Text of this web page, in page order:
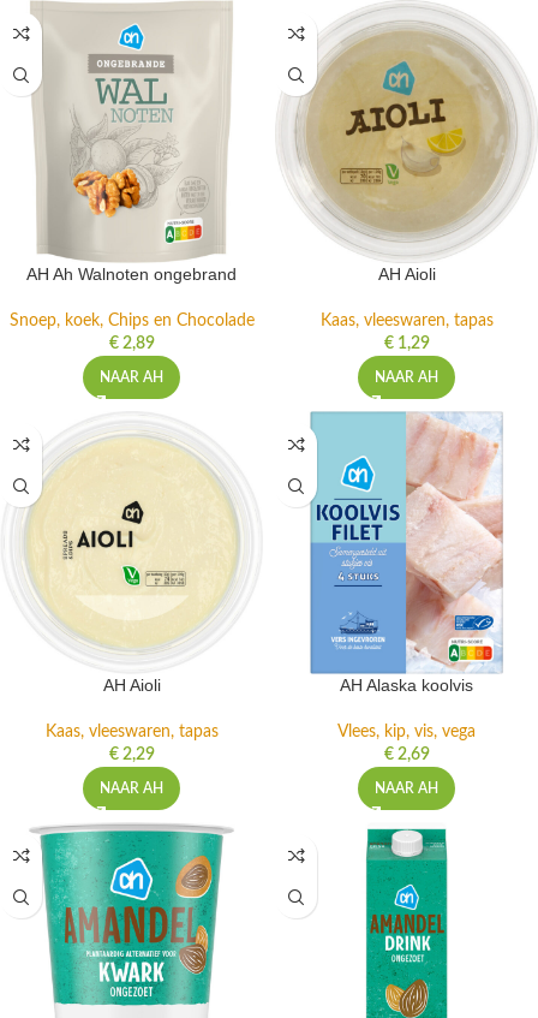
AH Ah Walnoten ongebrand
Snoep, koek, Chips en Chocolade
€2,89
NAAR AH
AH Aioli
Kaas, vleeswaren, tapas
€1,29
NAAR AH
AH Aioli
Kaas, vleeswaren, tapas
€2,29
NAAR AH
AH Alaska koolvis
Vlees, kip, vis, vega
€2,69
NAAR AH